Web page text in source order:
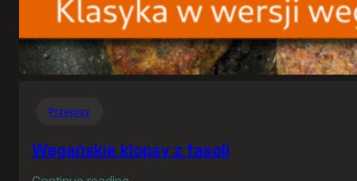
Przepisy
Wegańskie klopsy z fasoli